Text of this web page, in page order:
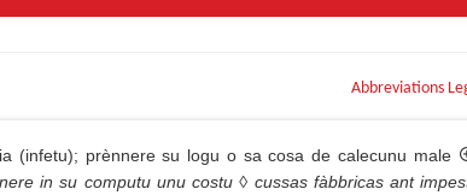
Abbreviations
(infetu); prènnere su logu o sa cosa de calecunu male
in su computu unu costu ◊ cussas fàbbricas ant